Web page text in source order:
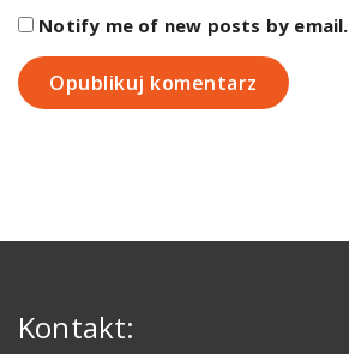
Notify me of new posts by email.
Kontakt: